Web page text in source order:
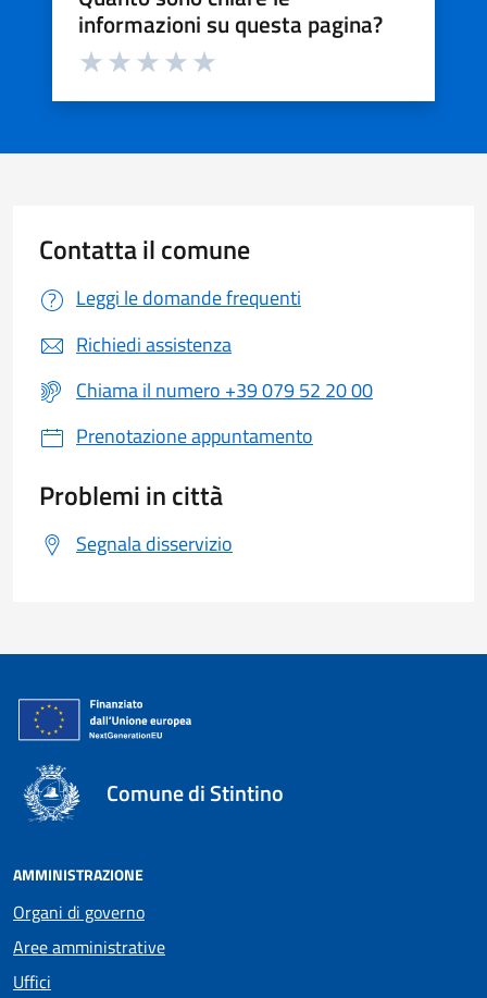
informazioni su questa pagina?
Valuta da 1 a 5 stelle la pagina
Contatta il comune
Leggi le domande frequenti
Richiedi assistenza
Chiama il numero +39 079 52 20 00
Prenotazione appuntamento
Problemi in città
Segnala disservizio
Comune di Stintino
AMMINISTRAZIONE
Organi di governo
Aree amministrative
Uffici